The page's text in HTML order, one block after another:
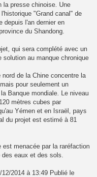
la presse chinoise. Une
"Grand canal" de
depuis l'an dernier en
du Shandong.
qui sera complété avec un
au manque chronique
de la Chine concentre la
pour seulement un
Banque mondiale. Le niveau
mètres cubes par
Yémen et en Israël, pays
du projet est estimé à 81
est menacée par la raréfaction
eaux et des sols.
2014 à 13:49 Publié le